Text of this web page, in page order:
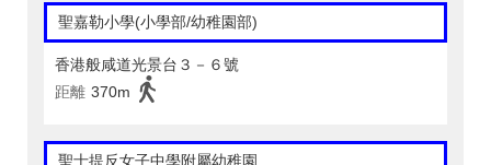
聖嘉勒小學(小學部/幼稚園部)
香港般咸道光景台３－６號
距離 370m
聖士提反女子中學附屬幼稚園